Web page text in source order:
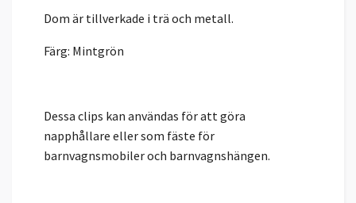
Dom är tillverkade i trä och metall.
Färg: Mintgrön
Dessa clips kan användas för att göra
napphållare eller som fäste för
barnvagnsmobiler och barnvagnshängen.